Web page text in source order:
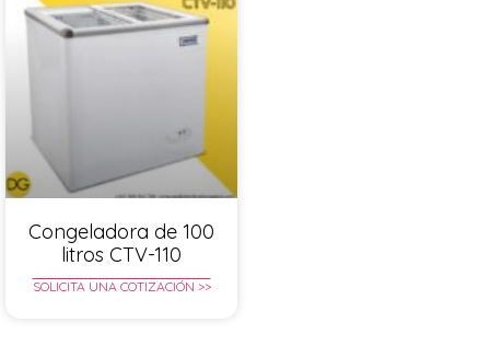
Congeladora de 100
litros CTV-110
SOLICITA UNA COTIZACIÓN >>